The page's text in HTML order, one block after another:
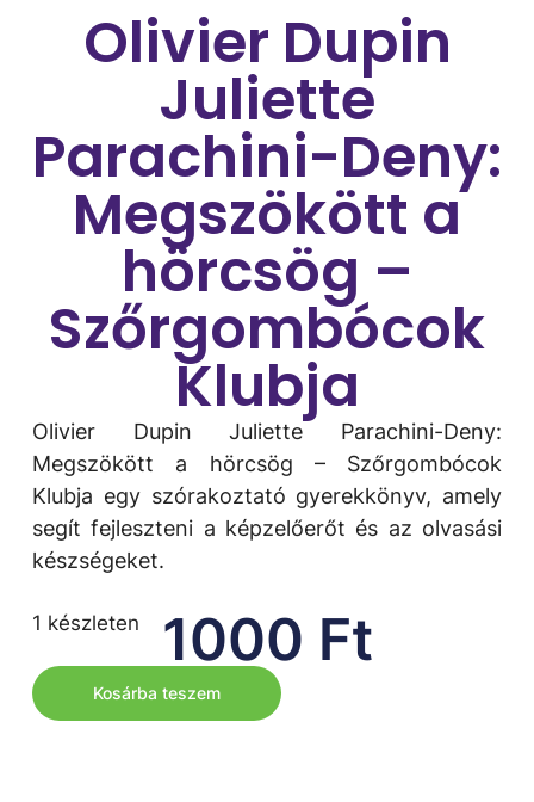
Olivier Dupin
Juliette
Parachini-Deny:
Megszökött a
hörcsög –
Szőrgombócok
Klubja
Olivier Dupin Juliette Parachini-Deny:
Megszökött a hörcsög – Szőrgombócok
Klubja egy szórakoztató gyerekkönyv, amely
segít fejleszteni a képzelőerőt és az olvasási
készségeket.
1000 Ft
1 készleten
Kosárba teszem